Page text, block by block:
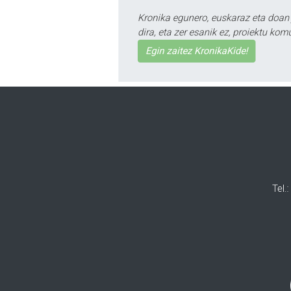
Kronika egunero, euskaraz eta
dira, eta zer esanik ez, proiektu
Egin zaitez KronikaKide!